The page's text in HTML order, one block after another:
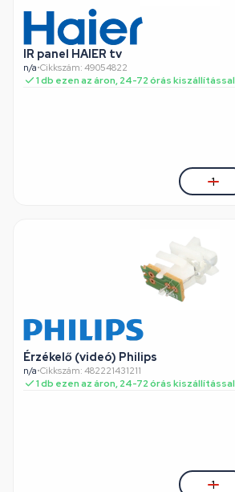
IR panel HAIER tv
n/a•Cikkszám: 49054822
1 db ezen az áron, 24-72 órás kiszállítással
Érzékelő (videó) Philips
n/a•Cikkszám: 482221431211
1 db ezen az áron, 24-72 órás kiszállítással